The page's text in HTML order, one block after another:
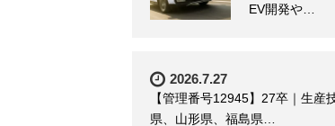
EV開発や…
2026.7.27
【管理番号12945】27卒｜生産
県、山形県、福島県…